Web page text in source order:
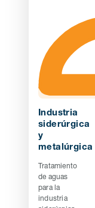
Industria
siderúrgica
y
metalúrgica
Tratamiento
de aguas
para la
industria